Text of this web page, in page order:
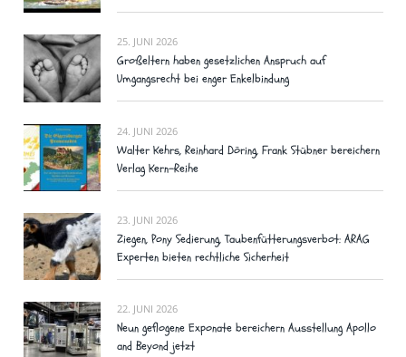
25. JUNI 2026
Großeltern haben gesetzlichen Anspruch auf
Umgangsrecht bei enger Enkelbindung
24. JUNI 2026
Walter Kehrs, Reinhard Döring, Frank Stübner bereichern
Verlag Kern-Reihe
23. JUNI 2026
Ziegen, Pony Sedierung, Taubenfütterungsverbot: ARAG
Experten bieten rechtliche Sicherheit
22. JUNI 2026
Neun geflogene Exponate bereichern Ausstellung Apollo
and Beyond jetzt